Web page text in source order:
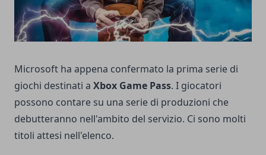
Microsoft ha appena confermato la prima serie di
giochi destinati a Xbox Game Pass. I giocatori
possono contare su una serie di produzioni che
debutteranno nell'ambito del servizio. Ci sono molti
titoli attesi nell'elenco.